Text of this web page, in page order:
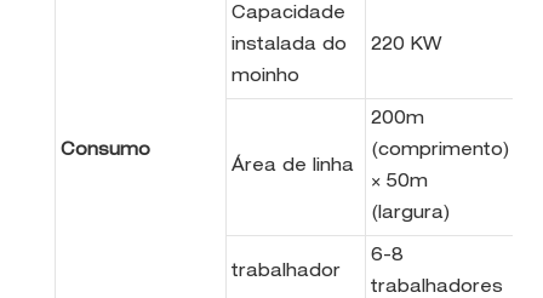
Consumo
Capacidade
instalada do
moinho
220 KW
Área de linha
200m
(comprimento)
× 50m
(largura)
trabalhador
6-8
trabalhadores